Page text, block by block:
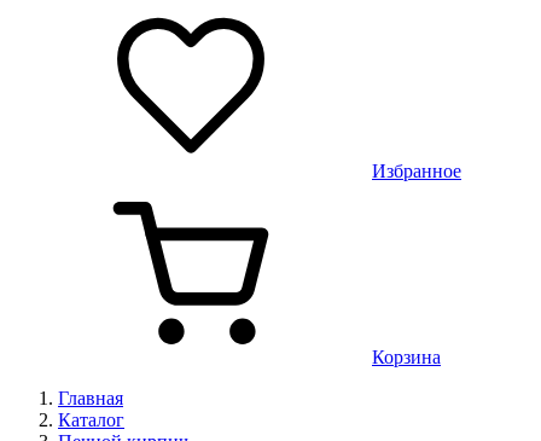
Избранное
Корзина
Главная
Каталог